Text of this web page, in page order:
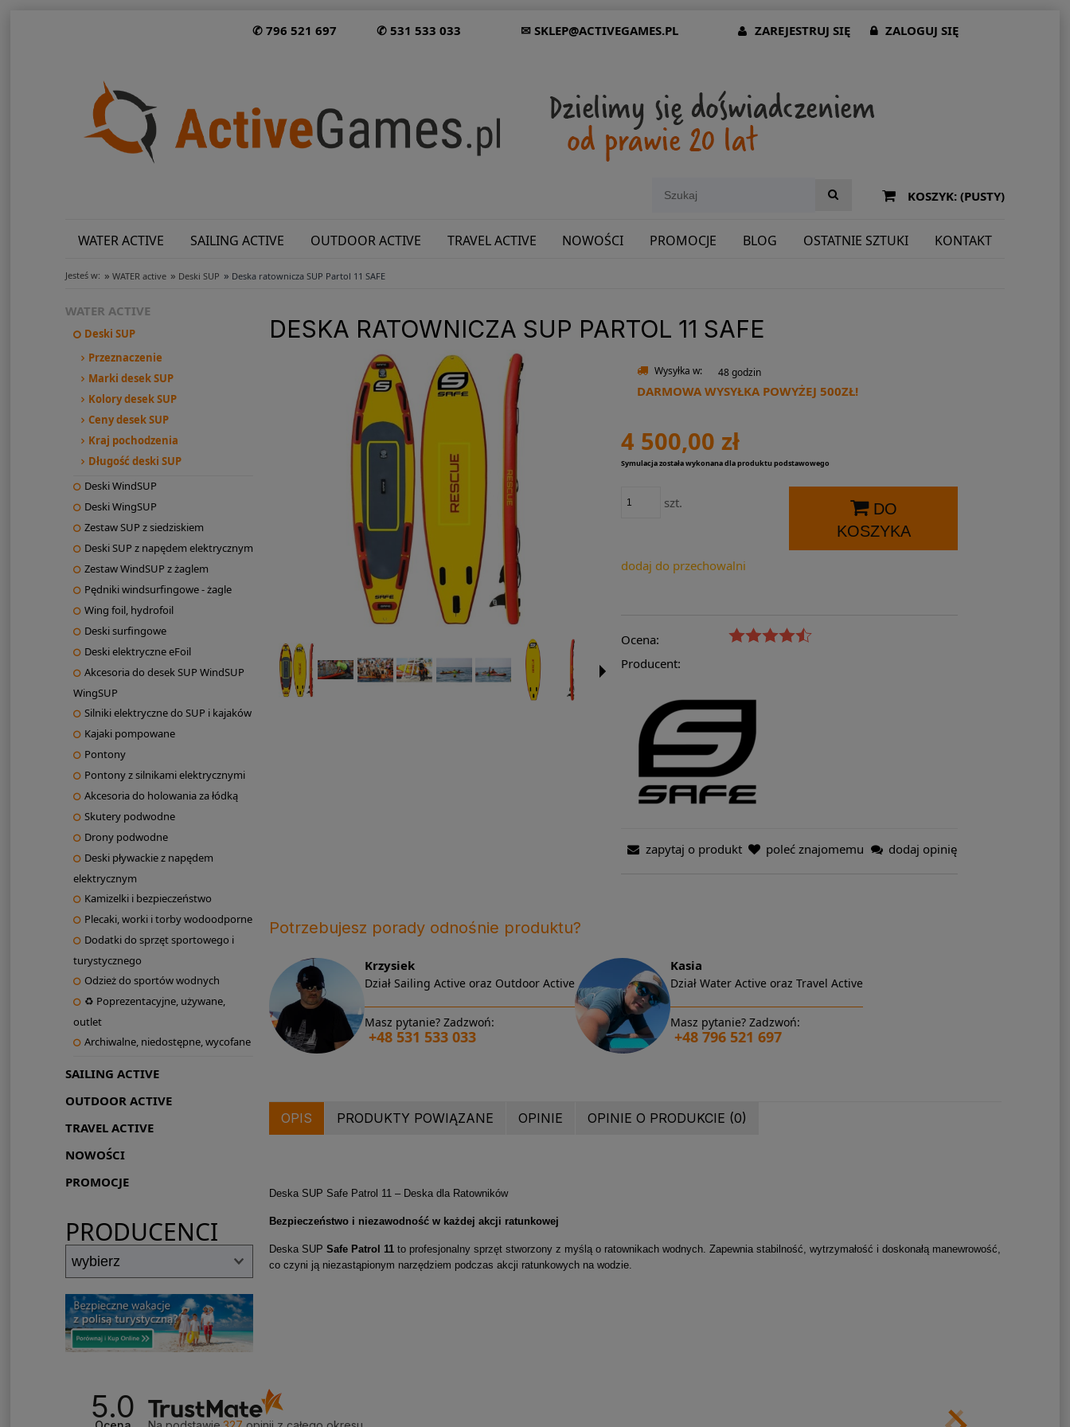
✆ 796 521 697 ✆ 531 533 033 ✉ SKLEP@ACTIVEGAMES.PL ZAREJESTRUJ SIĘ ZALOGUJ SIĘ
KOSZYK: (PUSTY)
WATER ACTIVE SAILING ACTIVE OUTDOOR ACTIVE TRAVEL ACTIVE NOWOŚCI PROMOCJE BLOG OSTATNIE SZTUKI KONTAKT
Jesteś w: » WATER active » Deski SUP » Deska ratownicza SUP Partol 11 SAFE
WATER ACTIVE
Deski SUP
Przeznaczenie
Marki desek SUP
Kolory desek SUP
Ceny desek SUP
Kraj pochodzenia
Długość deski SUP
Deski WindSUP
Deski WingSUP
Zestaw SUP z siedziskiem
Deski SUP z napędem elektrycznym
Zestaw WindSUP z żaglem
Pędniki windsurfingowe - żagle
Wing foil, hydrofoil
Deski surfingowe
Deski elektryczne eFoil
Akcesoria do desek SUP WindSUP
WingSUP
Silniki elektryczne do SUP i kajaków
Kajaki pompowane
Pontony
Pontony z silnikami elektrycznymi
Akcesoria do holowania za łódką
Skutery podwodne
Drony podwodne
Deski pływackie z napędem
elektrycznym
Kamizelki i bezpieczeństwo
Plecaki, worki i torby wodoodporne
Dodatki do sprzęt sportowego i
turystycznego
Odzież do sportów wodnych
♻ Poprezentacyjne, używane,
outlet
Archiwalne, niedostępne, wycofane
SAILING ACTIVE
OUTDOOR ACTIVE
TRAVEL ACTIVE
NOWOŚCI
PROMOCJE
PRODUCENCI
DESKA RATOWNICZA SUP PARTOL 11 SAFE
Wysyłka w: 48 godzin
DARMOWA WYSYŁKA POWYŻEJ 500ZŁ!
4 500,00 zł
Symulacja została wykonana dla produktu podstawowego
szt.
DO
KOSZYKA
dodaj do przechowalni
Ocena:
Producent:
zapytaj o produkt poleć znajomemu dodaj opinię
Potrzebujesz porady odnośnie produktu?
Krzysiek
Dział Sailing Active oraz Outdoor Active
Masz pytanie? Zadzwoń:
+48 531 533 033
Kasia
Dział Water Active oraz Travel Active
Masz pytanie? Zadzwoń:
+48 796 521 697
OPIS PRODUKTY POWIĄZANE OPINIE OPINIE O PRODUKCIE (0)
Deska SUP Safe Patrol 11 – Deska dla Ratowników
Bezpieczeństwo i niezawodność w każdej akcji ratunkowej
Deska SUP Safe Patrol 11to profesjonalny sprzęt stworzony z myślą o ratownikach wodnych. Zapewnia stabilność, wytrzymałość i doskonałą manewrowość,
co czyni ją niezastąpionym narzędziem podczas akcji ratunkowych na wodzie.
5.0